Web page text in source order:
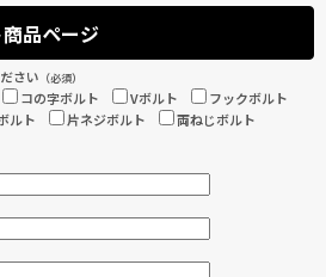
品ページ
さい （必須）
コの字ボルト Vボルト
フックボルト
ルト 片ネジボルト
両ねじボルト